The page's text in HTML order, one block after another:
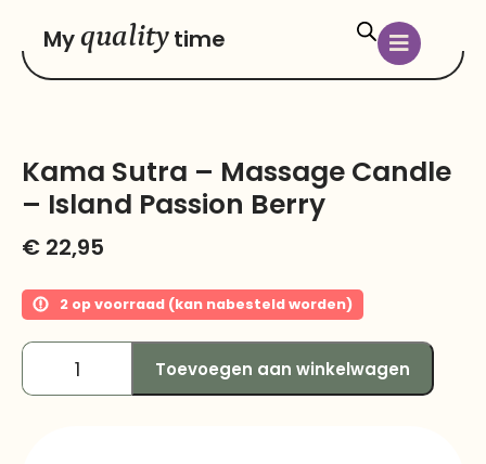
Myquality time
Kama Sutra – Massage Candle
– Island Passion Berry
€ 22,95
2 op voorraad (kan nabesteld worden)
Toevoegen aan winkelwagen